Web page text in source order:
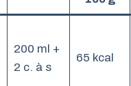
200 ml +
2 c. à s
65 kcal